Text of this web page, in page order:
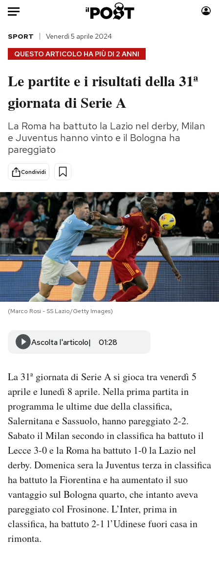
Auto
HOME
Italia
Politica
Tecnologia
Internet
Scienza
Cultura
Economia
Sport
Moda
Consumismi
Storie/Idee
Ok Boomer!
Mondiali calcio 2026
PODCAST
NEWSLETTER
I MIEI PREFERITI
SHOP
AREA PERSONALE
Area Personale
Newsletter
Notifiche mobile
Esci
QUESTO ARTICOLO HA PIÙ DI 2 ANNI
SPORT Venerdì 5 aprile 2024
Le partite e i risultati della 31ª
giornata di Serie A
La Roma ha battuto la Lazio nel derby, Milan
e Juventus hanno vinto e il Bologna ha
pareggiato
Condividi
(Marco Rosi - SS Lazio/Getty Images)
Ascolta l'articolo 01:28
La 31ª giornata di Serie A si gioca tra venerdì 5
aprile e lunedì 8 aprile. Nella prima partita in
programma le ultime due della classifica,
Salernitana e Sassuolo, hanno pareggiato 2-2.
Sabato il Milan secondo in classifica ha battuto il
Lecce 3-0 e la Roma ha battuto 1-0 la Lazio nel
derby. Domenica sera la Juventus terza in classifica
ha battuto la Fiorentina e ha aumentato il suo
vantaggio sul Bologna quarto, che intanto aveva
pareggiato col Frosinone. L’Inter, prima in
classifica, ha battuto 2-1 l’Udinese fuori casa in
rimonta.